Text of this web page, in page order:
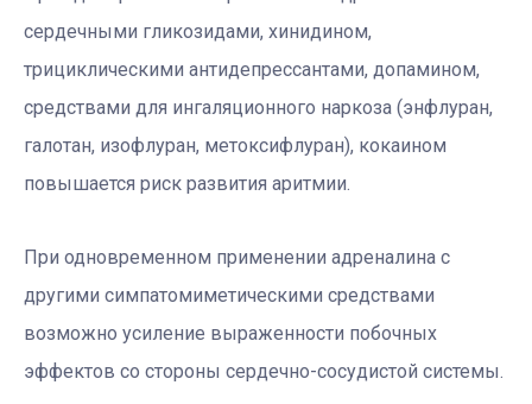
сердечными гликозидами, хинидином,
трициклическими антидепрессантами, допамином,
средствами для ингаляционного наркоза (энфлуран,
галотан, изофлуран, метоксифлуран), кокаином
повышается риск развития аритмии.
При одновременном применении адреналина с
другими симпатомиметическими средствами
возможно усиление выраженности побочных
эффектов со стороны сердечно-сосудистой системы.